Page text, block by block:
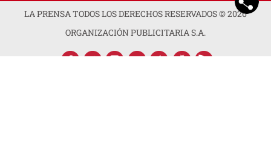
LA PRENSA TODOS LOS DERECHOS RESERVADOS ©2026
ORGANIZACIÓN PUBLICITARIA S.A.